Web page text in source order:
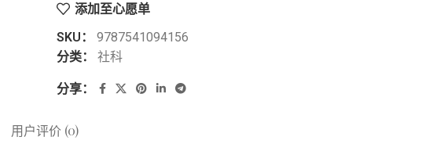
添加至心愿单
SKU： 9787541094156
分类：
社科
分享：
用户评价 (0)